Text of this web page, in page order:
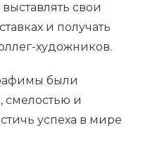
свои
и получать
художников.
были
смелостью и
успеха в мире